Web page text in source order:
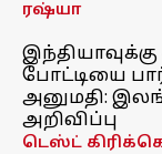
ரஷ்யா
போட்டியை
அனுமதி:
அறிவிப்பு
டெஸ்ட்